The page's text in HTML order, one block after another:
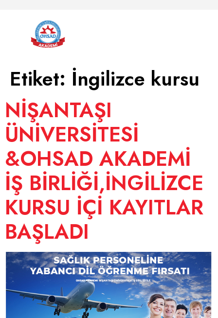
Etiket: İngilizce kursu
NİŞANTAŞI
ÜNİVERSİTESİ
&OHSAD AKADEMİ
İŞ BİRLİĞİ,İNGİLİZCE
KURSU İÇİ KAYITLAR
BAŞLADI